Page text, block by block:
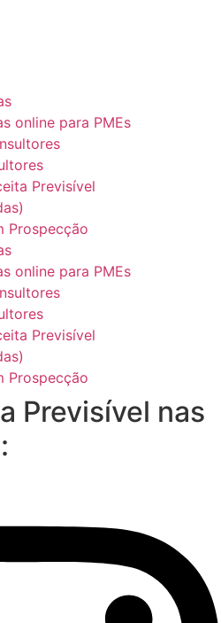
online para PMEs
Previsível
Prospecção
online para PMEs
Previsível
Prospecção
Previsível nas